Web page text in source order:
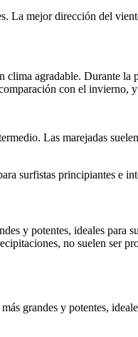
La mejor dirección del
agradable.​ Durante la
con el invierno,
Las marejadas
surfistas principiantes e
y potentes, ideales
no suelen ser
grandes y potentes,